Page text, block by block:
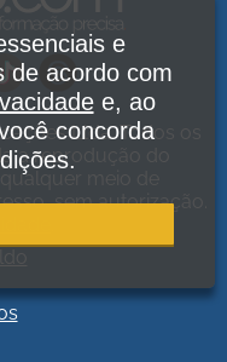
Ltda. Todos os
a reprodução do
meio de
sem autorização.
e
de acordo com
e, ao
concorda